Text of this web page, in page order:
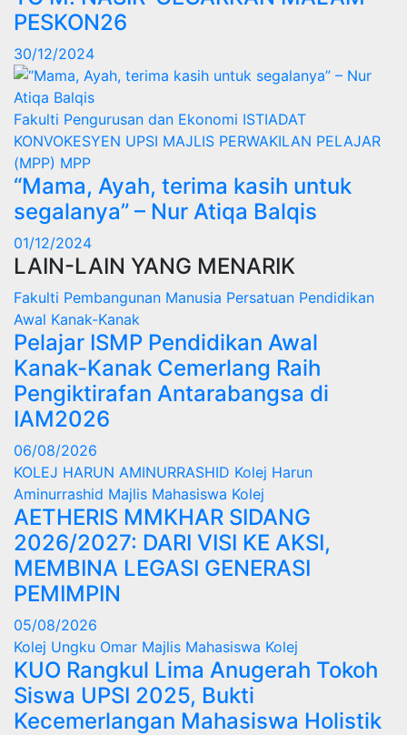
PESKON26
30/12/2024
Fakulti Pengurusan dan Ekonomi ISTIADAT
KONVOKESYEN UPSI MAJLIS PERWAKILAN PELAJAR
(MPP) MPP
“Mama, Ayah, terima kasih untuk
segalanya” – Nur Atiqa Balqis
01/12/2024
LAIN-LAIN YANG MENARIK
Fakulti Pembangunan Manusia Persatuan Pendidikan
Awal Kanak-Kanak
Pelajar ISMP Pendidikan Awal
Kanak-Kanak Cemerlang Raih
Pengiktirafan Antarabangsa di
IAM2026
06/08/2026
KOLEJ HARUN AMINURRASHID Kolej Harun
Aminurrashid Majlis Mahasiswa Kolej
AETHERIS MMKHAR SIDANG
2026/2027: DARI VISI KE AKSI,
MEMBINA LEGASI GENERASI
PEMIMPIN
05/08/2026
Kolej Ungku Omar Majlis Mahasiswa Kolej
KUO Rangkul Lima Anugerah Tokoh
Siswa UPSI 2025, Bukti
Kecemerlangan Mahasiswa Holistik